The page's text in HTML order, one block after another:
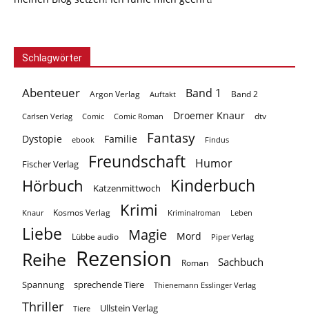
Schlagwörter
Abenteuer Argon Verlag Auftakt Band 1 Band 2
Carlsen Verlag Comic Comic Roman Droemer Knaur dtv
Dystopie ebook Familie Fantasy Findus
Fischer Verlag Freundschaft Humor
Hörbuch Katzenmittwoch Kinderbuch
Knaur Kosmos Verlag Krimi Kriminalroman Leben
Liebe Lübbe audio Magie Mord Piper Verlag
Reihe Rezension Roman Sachbuch
Spannung sprechende Tiere Thienemann Esslinger Verlag
Thriller Tiere Ullstein Verlag